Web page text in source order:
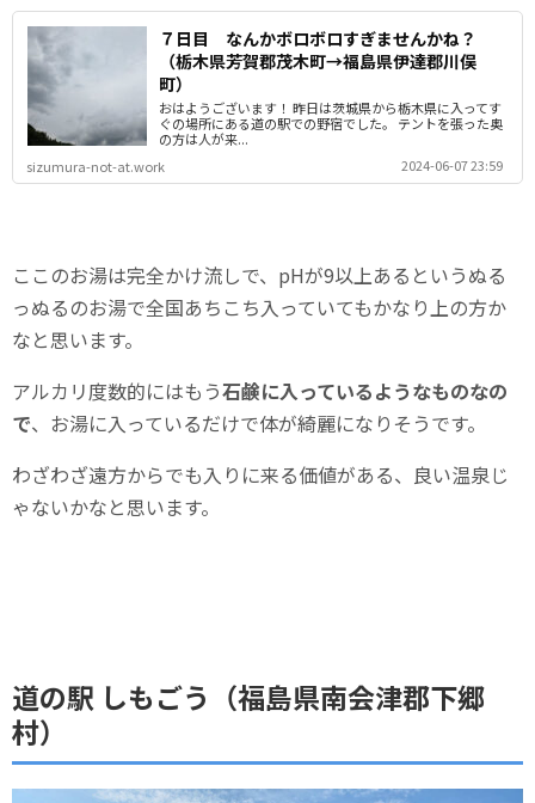
７日目 なんかボロボロすぎませんかね？
（栃木県芳賀郡茂木町→福島県伊達郡川俣
町）
おはようございます！ 昨日は茨城県から栃木県に入ってす
ぐの場所にある道の駅での野宿でした。 テントを張った奥
の方は人が来...
sizumura-not-at.work
2024-06-07 23:59
ここのお湯は完全かけ流しで、pHが9以上あるというぬる
っぬるのお湯で全国あちこち入っていてもかなり上の方か
なと思います。
アルカリ度数的にはもう石鹸に入っているようなものなの
で、お湯に入っているだけで体が綺麗になりそうです。
わざわざ遠方からでも入りに来る価値がある、良い温泉じ
ゃないかなと思います。
道の駅 しもごう（福島県南会津郡下郷
村）